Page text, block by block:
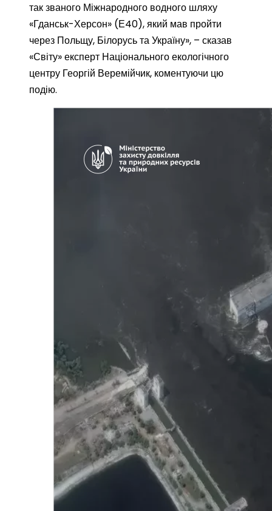
так званого Міжнародного водного шляху
«Гданськ-Херсон» (Е40), який мав пройти
через Польщу, Білорусь та Україну», – сказав
«Світу» експерт Національного екологічного
центру Георгій Веремійчик, коментуючи цю
подію.